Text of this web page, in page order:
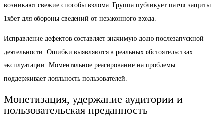
возникают свежие способы взлома. Группа публикует патчи защиты
1хбет для обороны сведений от незаконного входа.
Исправление дефектов составляет значимую долю послезапускной
деятельности. Ошибки выявляются в реальных обстоятельствах
эксплуатации. Моментальное реагирование на проблемы
поддерживает лояльность пользователей.
Монетизация, удержание аудитории и
пользовательская преданность